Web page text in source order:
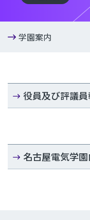
学園案内
役員及び評議
名古屋電気学